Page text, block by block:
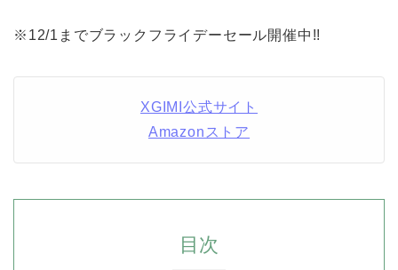
※12/1までブラックフライデーセール開催中!!
XGIMI公式サイト
Amazonストア
目次